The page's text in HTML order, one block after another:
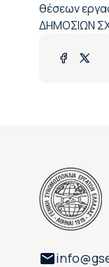
θέσεων
ΔΗΜΟΣΙΩΝ